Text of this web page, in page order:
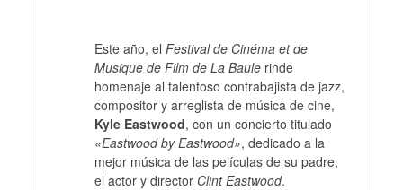
Este año, el Festival de Cinéma et de
Musique de Film de La Baulerinde
homenaje al talentoso contrabajista de jazz,
compositor y arreglista de música de cine,
Kyle Eastwood, con un concierto titulado
«Eastwood by Eastwood», dedicado a la
mejor música de las películas de su padre,
el actor y director Clint Eastwood.